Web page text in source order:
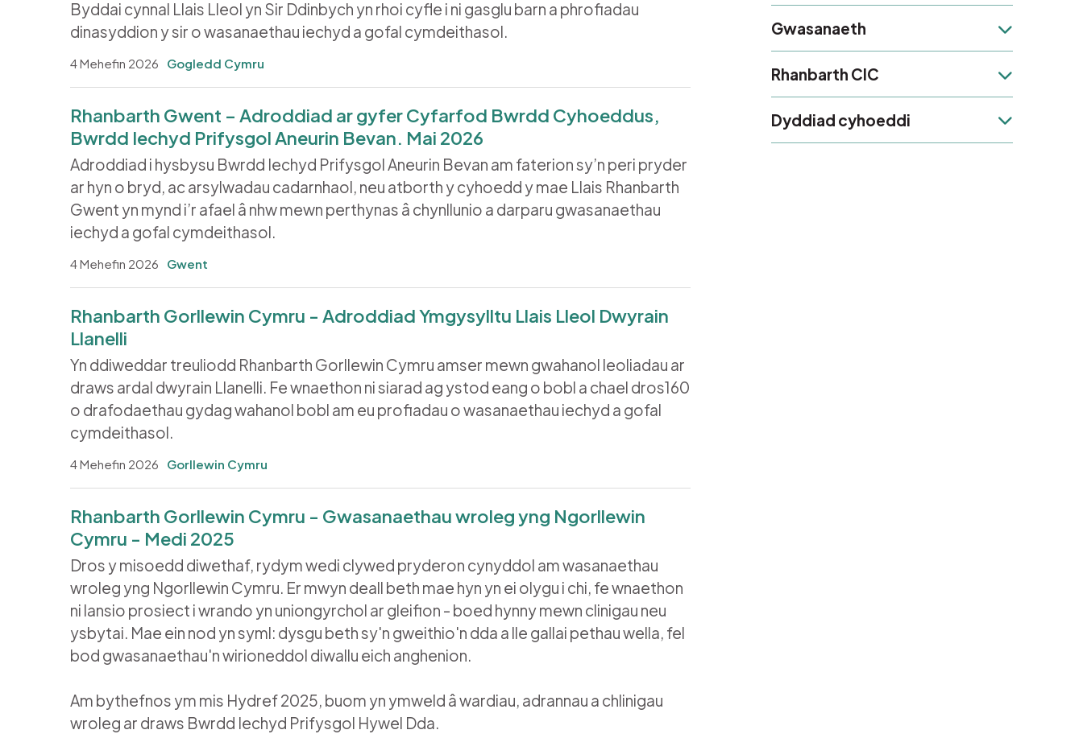
Gwasanaeth
Gwasanaeth
Rhanbarth CIC
Rhanbarth CIC
Dyddiad cyhoeddi
Dyddiad cyhoeddi
Byddai cynnal Llais Lleol yn Sir Ddinbych yn rhoi cyfle i ni gasglu barn a phrofiadau
dinasyddion y sir o wasanaethau iechyd a gofal cymdeithasol.
4 Mehefin 2026 Gogledd Cymru
Rhanbarth Gwent – Adroddiad ar gyfer Cyfarfod Bwrdd Cyhoeddus,
Bwrdd Iechyd Prifysgol Aneurin Bevan. Mai 2026
Adroddiad i hysbysu Bwrdd Iechyd Prifysgol Aneurin Bevan am faterion sy’n peri pryder
ar hyn o bryd, ac arsylwadau cadarnhaol, neu atborth y cyhoedd y mae Llais Rhanbarth
Gwent yn mynd i’r afael â nhw mewn perthynas â chynllunio a darparu gwasanaethau
iechyd a gofal cymdeithasol.
4 Mehefin 2026 Gwent
Rhanbarth Gorllewin Cymru - Adroddiad Ymgysylltu Llais Lleol Dwyrain
Llanelli
Yn ddiweddar treuliodd Rhanbarth Gorllewin Cymru amser mewn gwahanol leoliadau ar
draws ardal dwyrain Llanelli. Fe wnaethon ni siarad ag ystod eang o bobl a chael dros160
o drafodaethau gydag wahanol bobl am eu profiadau o wasanaethau iechyd a gofal
cymdeithasol.
4 Mehefin 2026 Gorllewin Cymru
Rhanbarth Gorllewin Cymru - Gwasanaethau wroleg yng Ngorllewin
Cymru - Medi 2025
Dros y misoedd diwethaf, rydym wedi clywed pryderon cynyddol am wasanaethau
wroleg yng Ngorllewin Cymru. Er mwyn deall beth mae hyn yn ei olygu i chi, fe wnaethon
ni lansio prosiect i wrando yn uniongyrchol ar gleifion - boed hynny mewn clinigau neu
ysbytai. Mae ein nod yn syml: dysgu beth sy'n gweithio'n dda a lle gallai pethau wella, fel
bod gwasanaethau'n wirioneddol diwallu eich anghenion.
Am bythefnos ym mis Hydref 2025, buom yn ymweld â wardiau, adrannau a chlinigau
wroleg ar draws Bwrdd Iechyd Prifysgol Hywel Dda.